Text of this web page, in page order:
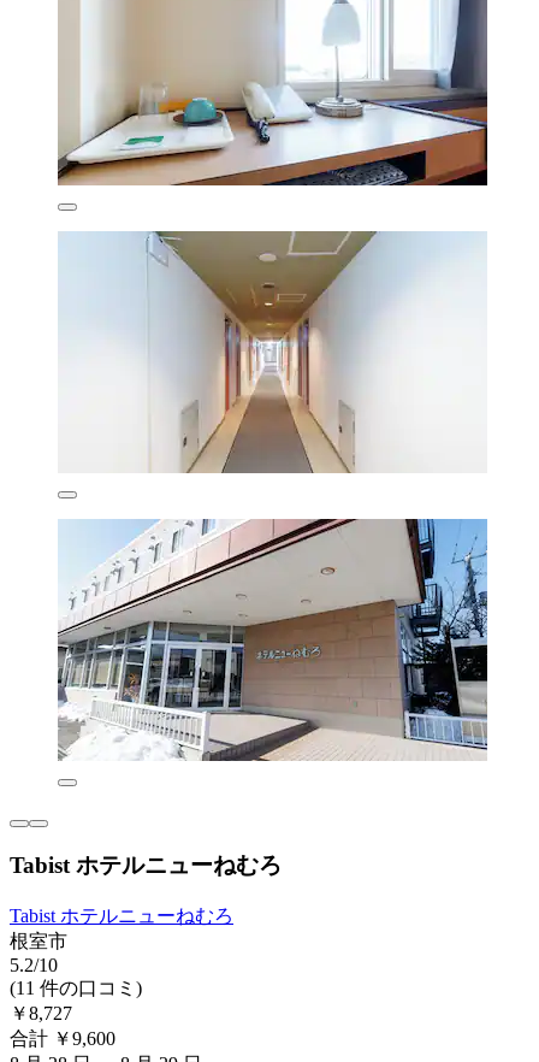
Tabist ホテルニューねむろ
Tabist ホテルニューねむろ
根室市
5.2/10
(11 件の口コミ)
￥8,727
合計 ￥9,600